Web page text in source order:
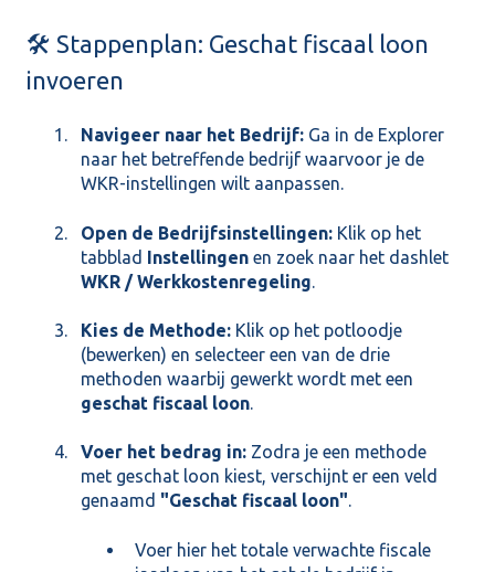
🛠️ Stappenplan: Geschat fiscaal loon
invoeren
Navigeer naar het Bedrijf: Ga in de Explorer
naar het betreffende bedrijf waarvoor je de
WKR-instellingen wilt aanpassen.
Open de Bedrijfsinstellingen: Klik op het
tabblad Instellingen en zoek naar het dashlet
WKR / Werkkostenregeling
Kies de Methode: Klik op het potloodje
(bewerken) en selecteer een van de drie
methoden waarbij gewerkt wordt met een
geschat fiscaal loon.
Voer het bedrag in: Zodra je een methode
met geschat loon kiest, verschijnt er een veld
genaamd "Geschat fiscaal loon".
Voer hier het totale verwachte fiscale